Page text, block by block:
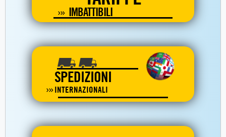
IMBATTIBILI
SPEDIZIONI
INTERNAZIONALI